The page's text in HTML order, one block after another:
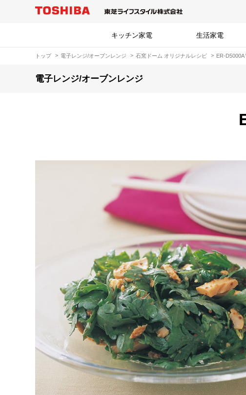
キッチン家電 生活家電
トップ 電子レンジ/オーブンレンジ 石窯ドーム オリジナルレシピ ER-D5000A
電子レンジ/オーブンレンジ